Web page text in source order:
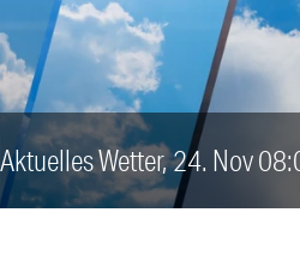
Aktuelles Wetter, 24. Nov